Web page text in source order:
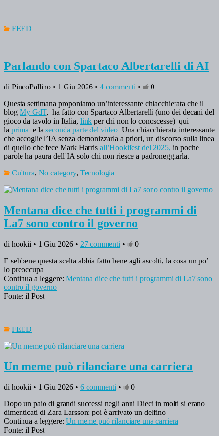
FEED
Parlando con Spartaco Albertarelli di AI
di PincoPallino • 1 Giu 2026 • 4 commenti •
0
Questa settimana proponiamo un’interessante chiacchierata che il
blog My GdT, ha fatto con Spartaco Albertarelli (uno dei decani del
gioco da tavolo in Italia, link per chi non lo conoscesse) qui
la prima e la seconda parte del video Una chiacchierata interessante
che accoglie l’IA senza demonizzarla a priori, un discorso sulla linea
di quello che fece Mark Harris all’Hookifest del 2025, in poche
parole ha paura dell’IA solo chi non riesce a padroneggiarla.
Cultura, No category, Tecnologia
Mentana dice che tutti i programmi di
La7 sono contro il governo
di hookii • 1 Giu 2026 • 27 commenti •
0
E sebbene questa scelta abbia fatto bene agli ascolti, la cosa un po’
lo preoccupa
Continua a leggere: Mentana dice che tutti i programmi di La7 sono
contro il governo
Fonte: il Post
FEED
Un meme può rilanciare una carriera
di hookii • 1 Giu 2026 • 6 commenti •
0
Dopo un paio di grandi successi negli anni Dieci in molti si erano
dimenticati di Zara Larsson: poi è arrivato un delfino
Continua a leggere: Un meme può rilanciare una carriera
Fonte: il Post